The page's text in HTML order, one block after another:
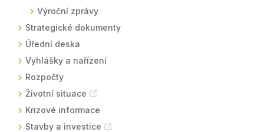
Výroční zprávy
Strategické dokumenty
Úřední deska
Vyhlášky a nařízení
Rozpočty
Životní situace
Krizové informace
Stavby a investice